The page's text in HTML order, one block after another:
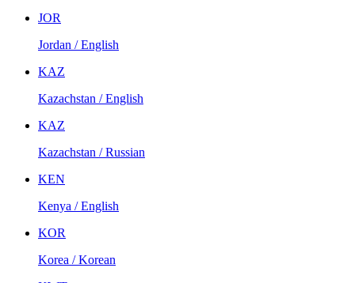
JOR
Jordan / English
KAZ
Kazachstan / English
KAZ
Kazachstan / Russian
KEN
Kenya / English
KOR
Korea / Korean